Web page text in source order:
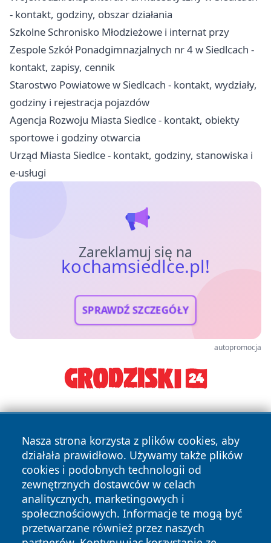
- kontakt, godziny, obszar działania
Szkolne Schronisko Młodzieżowe i internat przy
Zespole Szkół Ponadgimnazjalnych nr 4 w Siedlcach -
kontakt, zapisy, cennik
Starostwo Powiatowe w Siedlcach - kontakt, wydziały,
godziny i rejestracja pojazdów
Agencja Rozwoju Miasta Siedlce - kontakt, obiekty
sportowe i godziny otwarcia
Urząd Miasta Siedlce - kontakt, godziny, stanowiska i
e-usługi
Zareklamuj się na
kochamsiedlce.pl!
SPRAWDŹ SZCZEGÓŁY
autopromocja
Nasza strona korzysta z plików cookies, aby
działała prawidłowo. Używamy także plików
cookies i podobnych technologii od
zewnętrznych dostawców w celach
analitycznych, marketingowych i
społecznościowych. Informacje te mogą być
przetwarzane również przez naszych
Copyright © 2026 kochamsiedlce.pl Wszystkie prawa
zastrzeżone.